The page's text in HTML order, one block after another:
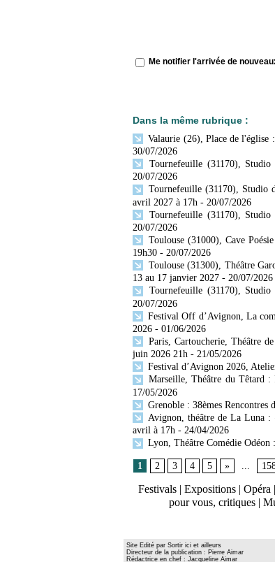
Me notifier l'arrivée de
Dans la même rubrique :
Valaurie (26), Place de
30/07/2026
Tournefeuille (31170),
20/07/2026
Tournefeuille (31170), Studio
avril 2027 à 17h - 20/07/2026
Tournefeuille (31170),
20/07/2026
Toulouse (31000), Cave
19h30 - 20/07/2026
Toulouse (31300), Théâtre
13 au 17 janvier 2027 - 20/07/2026
Tournefeuille (31170),
20/07/2026
Festival Off d’Avignon, La
2026 - 01/06/2026
Paris, Cartoucherie, Théâtre
juin 2026 21h - 21/05/2026
Festival d’Avignon 2026,
Marseille, Théâtre du Têtard
17/05/2026
Grenoble : 38èmes
Avignon, théâtre de La Luna
avril à 17h - 24/04/2026
Lyon, Théâtre Comédie
1 2 3 4 5 »
Festivals | Expositions | Opéra |
pour vous, critiques |
Site Edité par Sortir ici et ailleurs
Directeur de la publication : Pierre Aimar
Rédactrice en chef : Jacqueline Aimar